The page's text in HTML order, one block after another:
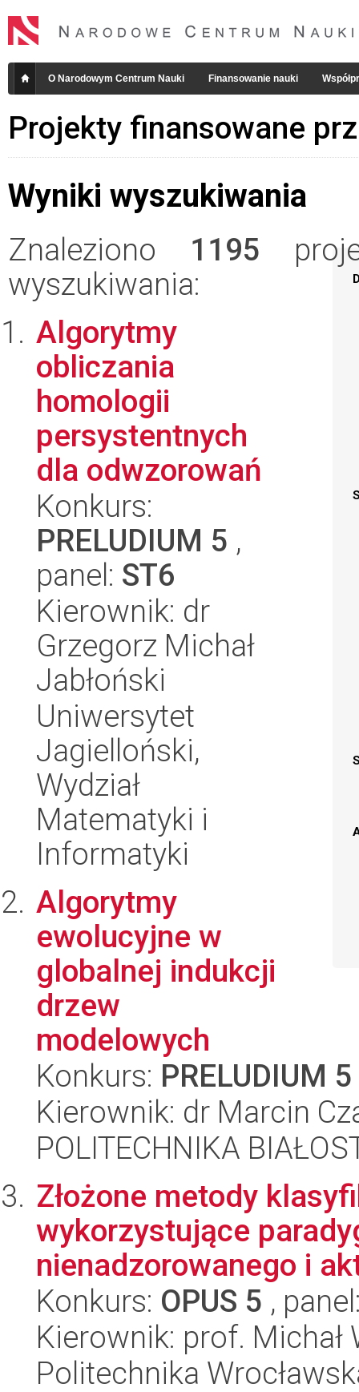
O Narodowym Centrum Nauki Finansowanie nauki
Projekty finansowane
Wyniki wyszukiwania
Znaleziono 1195
wyszukiwania:
Algorytmy
obliczania
homologii
persystentnych
dla odwzorowań
Konkurs:
PRELUDIUM 5 ,
panel: ST6
Kierownik: dr
Grzegorz Michał
Jabłoński
Uniwersytet
Jagielloński,
Wydział
Matematyki i
Informatyki
Algorytmy
ewolucyjne w
globalnej indukcji
drzew
modelowych
Konkurs: PRELUDIUM 5
Kierownik: dr Marcin
POLITECHNIKA
Złożone metody
wykorzystujące
nienadzorowanego i
Konkurs: OPUS 5 ,
Kierownik: prof. Michał
Politechnika